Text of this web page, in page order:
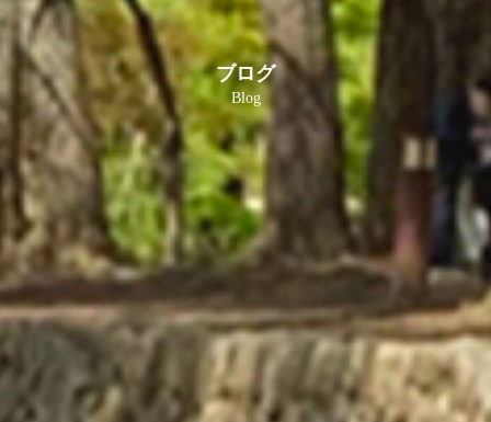
ブログ
Blog